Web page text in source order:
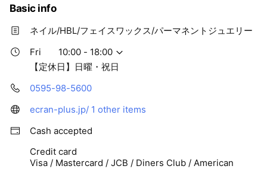
Basic info
ネイル/HBL/フェイスワックス/パーマネントジュエリー
Fri
10:00 - 18:00
【定休日】日曜・祝日
0595-98-5600
ecran-plus.jp/ 1 other items
Cash accepted
Credit card
Visa / Mastercard / JCB / Diners Club / American